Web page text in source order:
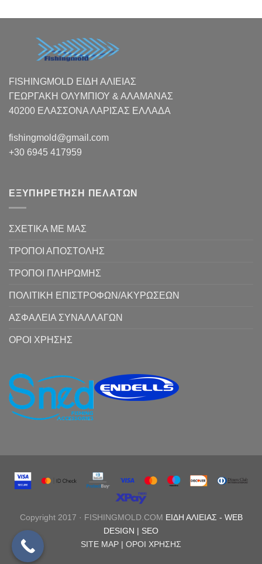
FISHINGMOLD ΕΙΔΗ ΑΛΙΕΙΑΣ
ΓΕΩΡΓΑΚΗ ΟΛΥΜΠΙΟΥ & ΑΛΑΜΑΝΑΣ
40200 ΕΛΑΣΣΟΝΑ ΛΑΡΙΣΑΣ EΛΛΑΔΑ
fishingmold@gmail.com
+30 6945 417959
ΕΞΥΠΗΡΕΤΗΣΗ ΠΕΛΑΤΩΝ
ΣΧΕΤΙΚΑ ΜΕ ΜΑΣ
ΤΡΟΠΟΙ ΑΠΟΣΤΟΛΗΣ
ΤΡΟΠΟΙ ΠΛΗΡΩΜΗΣ
ΠΟΛΙΤΙΚΗ ΕΠΙΣΤΡΟΦΩΝ/ΑΚΥΡΩΣΕΩΝ
ΑΣΦΑΛΕΙΑ ΣΥΝΑΛΛΑΓΩΝ
ΟΡΟΙ ΧΡΗΣΗΣ
Copyright 2017 · FISHINGMOLD.COM ΕΙΔΗ ΑΛΙΕΙΑΣ - WEB
DESIGN | SEO
SITE MAP | ΟΡΟΙ ΧΡΗΣΗΣ